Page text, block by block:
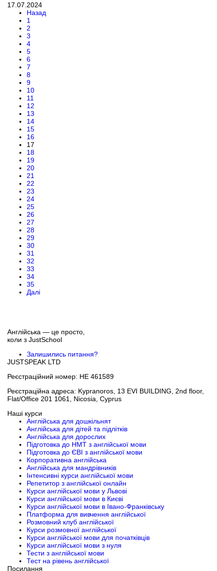
17.07.2024
Назад
1
2
3
4
5
6
7
8
9
10
11
12
13
14
15
16
17
18
19
20
21
22
23
24
25
26
27
28
29
30
31
32
33
34
35
Далі
Англійська — це просто,
коли з JustSchool
Залишились питання?
JUSTSPEAK LTD
Реєстраційний номер: HE 461589
Реєстраційна адреса: Kypranoros, 13 EVI BUILDING, 2nd floor,
Flat/Office 201 1061, Nicosia, Cyprus
Наші курси
Англійська для дошкільнят
Англійська для дітей та підлітків
Англійська для дорослих
Підготовка до НМТ з англійської мови
Підготовка до ЄВІ з англійської мови
Корпоративна англійська
Англійська для мандрівників
Інтенсивні курси англійської мови
Репетитор з англійської онлайн
Курси англійської мови у Львові
Курси англійської мови в Києві
Курси англійської мови в Івано-Франківську
Платформа для вивчення англійської
Розмовний клуб англійської
Курси розмовної англійської
Курси англійської мови для початківців
Курси англійської мови з нуля
Тести з англійської мови
Тест на рівень англійської
Посилання